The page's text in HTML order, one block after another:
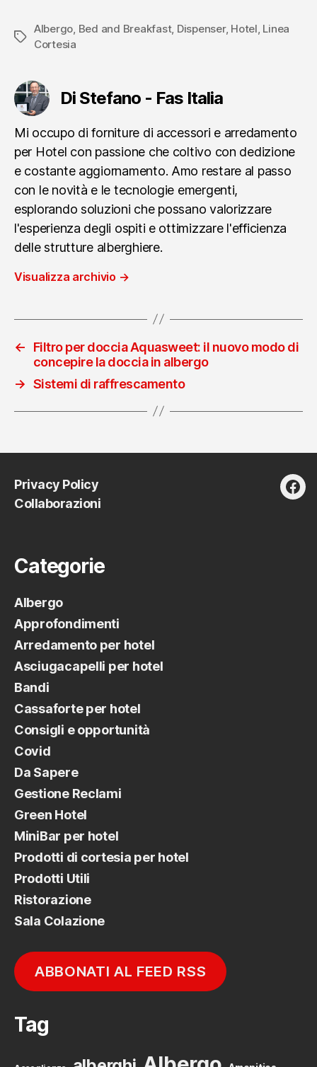
Tag
Albergo Bed and Breakfast, Dispenser, Hotel Linea
Cortesia
Di Stefano - Fas Italia
Mi occupo di forniture di accessori e arredamento
per Hotel con passione che coltivo con dedizione
e costante aggiornamento. Amo restare al passo
con le novità e le tecnologie emergenti,
esplorando soluzioni che possano valorizzare
l'esperienza degli ospiti e ottimizzare l'efficienza
delle strutture alberghiere.
Visualizza archivio →
←
Filtro per doccia Aquasweet: il nuovo modo di
concepire la doccia in albergo
→ Sistemi di raffrescamento
Privacy Policy
Collaborazioni
Categorie
Albergo
Approfondimenti
Arredamento per hotel
Asciugacapelli per hotel
Bandi
Cassaforte per hotel
Consigli e opportunità
Covid
Da Sapere
Gestione Reclami
Green Hotel
MiniBar per hotel
Prodotti di cortesia per hotel
Prodotti Utili
Ristorazione
Sala Colazione
ABBONATI AL FEED RSS
Tag